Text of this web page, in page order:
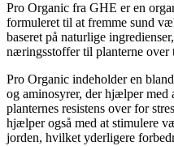
Pro Organic fra GHE er en
formuleret til at fremme sund
baseret på naturlige
næringsstoffer til planterne over
Pro Organic indeholder en
og aminosyrer, der hjælper med
planternes resistens over for
hjælper også med at stimulere
jorden, hvilket yderligere